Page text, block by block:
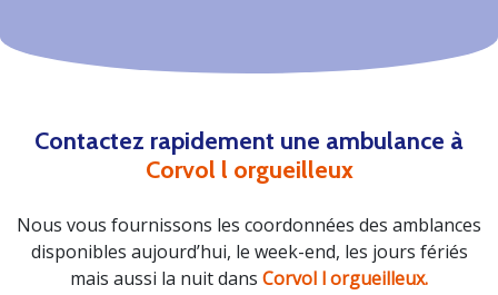
Contactez rapidement une ambulance à
Corvol l orgueilleux
Nous vous fournissons les coordonnées des amblances
disponibles aujourd’hui, le week-end, les jours fériés
mais aussi la nuit dans Corvol l orgueilleux.